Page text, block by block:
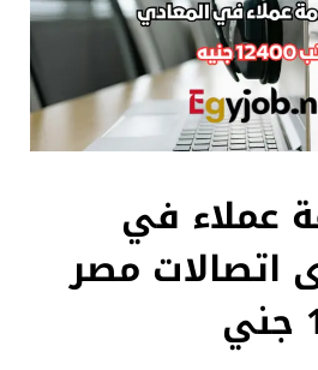
عملاء في
اتصالات مصر